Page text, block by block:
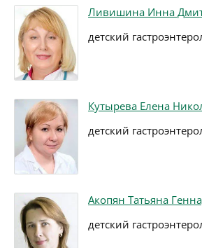
Ливишина Инна
детский
Кутырева Елена
детский
Акопян Татьяна
детский